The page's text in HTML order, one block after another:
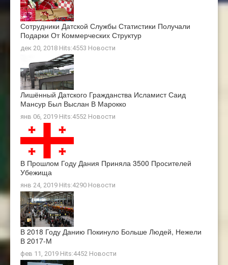
Сотрудники Датской Службы Статистики Получали
Подарки От Коммерческих Структур
дек 20, 2018 Hits:4553 Новости
Лишённый Датского Гражданства Исламист Саид
Мансур Был Выслан В Марокко
янв 06, 2019 Hits:4552 Новости
В Прошлом Году Дания Приняла 3500 Просителей
Убежища
янв 24, 2019 Hits:4290 Новости
В 2018 Году Данию Покинуло Больше Людей, Нежели
В 2017-М
фев 11, 2019 Hits:4452 Новости